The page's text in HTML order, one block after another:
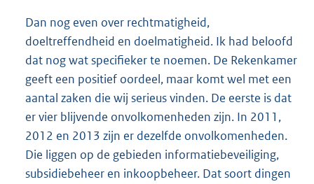
Dan nog even over rechtmatigheid,
doeltreffendheid en doelmatigheid. Ik had beloofd
dat nog wat specifieker te noemen. De Rekenkamer
geeft een positief oordeel, maar komt wel met een
aantal zaken die wij serieus vinden. De eerste is dat
er vier blijvende onvolkomenheden zijn. In 2011,
2012 en 2013 zijn er dezelfde onvolkomenheden.
Die liggen op de gebieden informatiebeveiliging,
subsidiebeheer en inkoopbeheer. Dat soort dingen